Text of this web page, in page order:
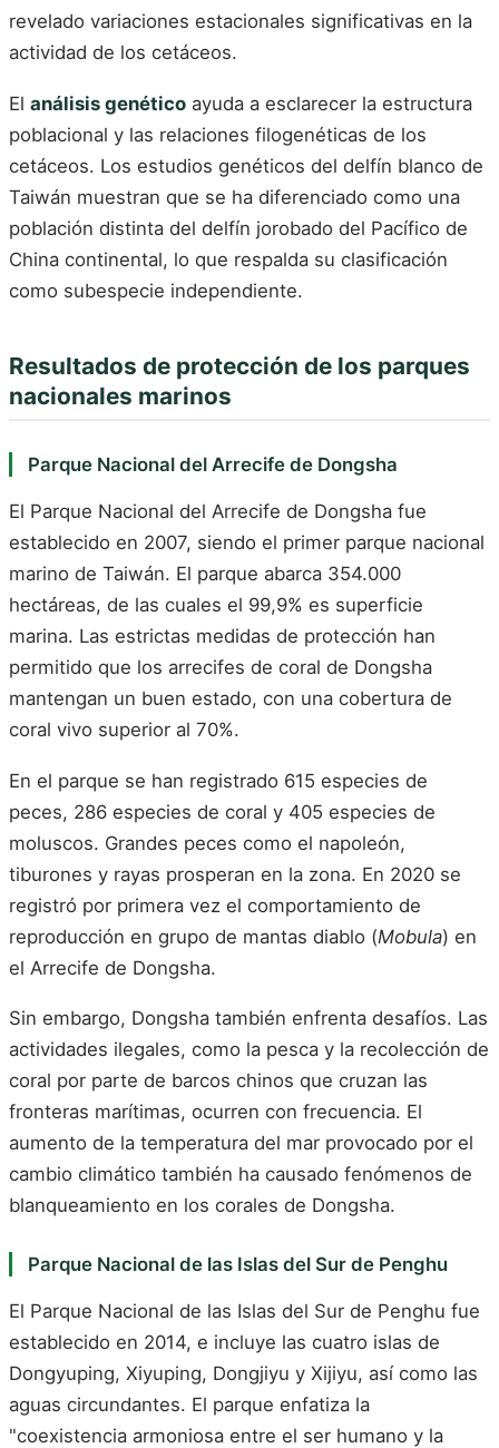
revelado variaciones estacionales significativas en la
actividad de los cetáceos.
El análisis genético ayuda a esclarecer la estructura
poblacional y las relaciones filogenéticas de los
cetáceos. Los estudios genéticos del delfín blanco de
Taiwán muestran que se ha diferenciado como una
población distinta del delfín jorobado del Pacífico de
China continental, lo que respalda su clasificación
como subespecie independiente.
Resultados de protección de los parques
nacionales marinos
Parque Nacional del Arrecife de Dongsha
El Parque Nacional del Arrecife de Dongsha fue
establecido en 2007, siendo el primer parque nacional
marino de Taiwán. El parque abarca 354.000
hectáreas, de las cuales el 99,9% es superficie
marina. Las estrictas medidas de protección han
permitido que los arrecifes de coral de Dongsha
mantengan un buen estado, con una cobertura de
coral vivo superior al 70%.
En el parque se han registrado 615 especies de
peces, 286 especies de coral y 405 especies de
moluscos. Grandes peces como el napoleón,
tiburones y rayas prosperan en la zona. En 2020 se
registró por primera vez el comportamiento de
reproducción en grupo de mantas diablo (Mobula) en
el Arrecife de Dongsha.
Sin embargo, Dongsha también enfrenta desafíos. Las
actividades ilegales, como la pesca y la recolección de
coral por parte de barcos chinos que cruzan las
fronteras marítimas, ocurren con frecuencia. El
aumento de la temperatura del mar provocado por el
cambio climático también ha causado fenómenos de
blanqueamiento en los corales de Dongsha.
Parque Nacional de las Islas del Sur de Penghu
El Parque Nacional de las Islas del Sur de Penghu fue
establecido en 2014, e incluye las cuatro islas de
Dongyuping, Xiyuping, Dongjiyu y Xijiyu, así como las
aguas circundantes. El parque enfatiza la
"coexistencia armoniosa entre el ser humano y la